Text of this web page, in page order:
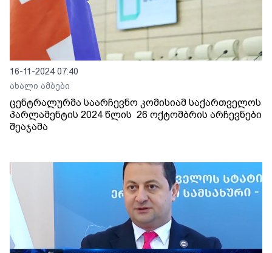
16-11-2024 07:40
ახალი ამბები
ცენტრალურმა საარჩევნო კომისიამ საქართველოს
პარლამენტის 2024 წლის 26 ოქტომბრის არჩევნები
შეაჯამა